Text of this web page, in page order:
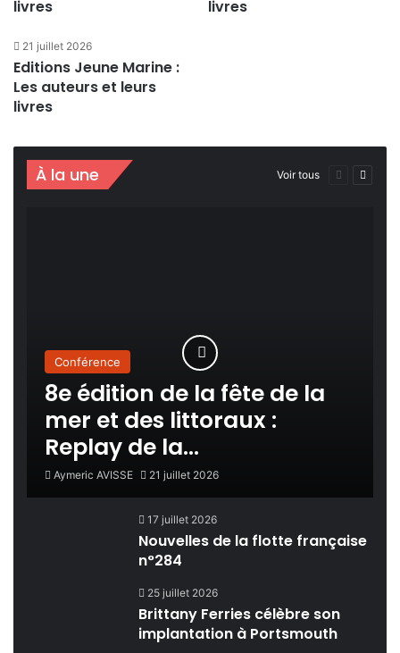
livres
livres
21 juillet 2026
Editions Jeune Marine :
Les auteurs et leurs
livres
À la une Voir tous
PagePage
Conférence
8e édition de la fête de la
mer et des littoraux :
Replay de la…
Aymeric AVISSE 21 juillet 2026
17 juillet 2026
Nouvelles de la flotte française
n°284
25 juillet 2026
Brittany Ferries célèbre son
implantation à Portsmouth